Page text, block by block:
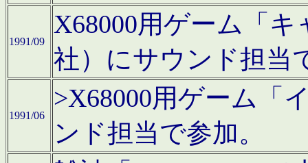
1991/09
X68000用ゲーム「
社）にサウンド担当
1991/06
>X68000用ゲーム「
ンド担当で参加。